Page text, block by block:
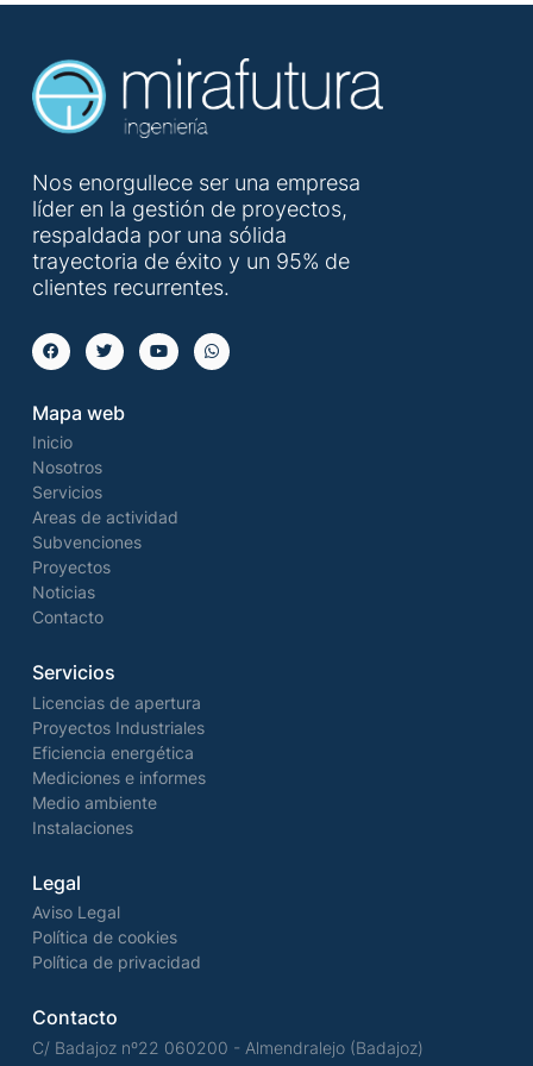
Nos enorgullece ser una empresa
líder en la gestión de proyectos,
respaldada por una sólida
trayectoria de éxito y un 95% de
clientes recurrentes.
Mapa web
Inicio
Nosotros
Servicios
Areas de actividad
Subvenciones
Proyectos
Noticias
Contacto
Servicios
Licencias de apertura
Proyectos Industriales
Eficiencia energética
Mediciones e informes
Medio ambiente
Instalaciones
Legal
Aviso Legal
Política de cookies
Política de privacidad
Contacto
C/ Badajoz nº22 060200 - Almendralejo (Badajoz)